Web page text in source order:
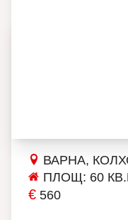
ВАРНА,
ПЛОЩ: 60
€ 560